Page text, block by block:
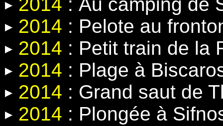
2014 : Pelote au
2014 : Petit train de la
2014 : Plage à
2014 : Grand saut de
2014 : Plongée à